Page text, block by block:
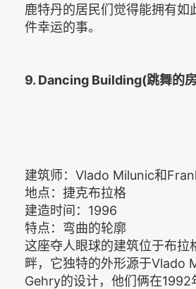
鹿特丹的居民们觉得能拥有如
件幸运的事。
9. Dancing Building(跳舞的
建筑师：Vlado Milunic和
地点：捷克布拉格
建造时间：1996
特点：弯曲的轮廓
这座夺人眼球的建筑位于布拉
畔，它独特的外形源于Vlado
Gehry的设计，他们俩在1992